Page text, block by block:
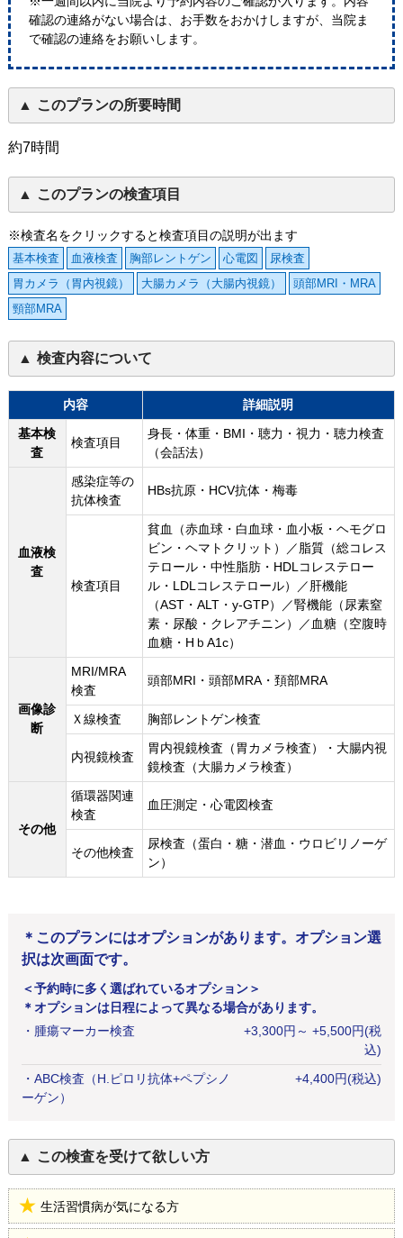
確認の連絡がない場合は、お手数をおかけしますが、当院ま
で確認の連絡をお願いします。
このプランの所要時間
約7時間
このプランの検査項目
※検査名をクリックすると検査項目の説明が出ます
基本検査 血液検査 胸部レントゲン 心電図
尿検査
胃カメラ（胃内視鏡）
大腸カメラ（大腸内視鏡）
頭部MRI・MRA
頸部MRA
検査内容について
内容
詳細説明
基本検
査
検査項目
身長・体重・BMI・聴力・視力・聴力検査
（会話法）
血液検
査
感染症等の
抗体検査
HBs抗原・HCV抗体・梅毒
検査項目
貧血（赤血球・白血球・血小板・ヘモグロ
ビン・ヘマトクリット）／脂質（総コレス
テロール・中性脂肪・HDLコレステロー
ル・LDLコレステロール）／肝機能
（AST・ALT・y-GTP）／腎機能（尿素窒
素・尿酸・クレアチニン）／血糖（空腹時
血糖・HｂA1c）
画像診
断
MRI/MRA
検査
頭部MRI・頭部MRA・頚部MRA
Ｘ線検査 胸部レントゲン検査
内視鏡検査
胃内視鏡検査（胃カメラ検査）・大腸内視
鏡検査（大腸カメラ検査）
その他
循環器関連
検査
血圧測定・心電図検査
その他検査
尿検査（蛋白・糖・潜血・ウロビリノーゲ
ン）
＊このプランにはオプションがあります。オプション選
択は次画面です。
＜予約時に多く選ばれているオプション＞
＊オプションは日程によって異なる場合があります。
・ 腫瘍マーカー検査 +3,300円 ～ +5,500円(税
込)
・ ABC検査（H.ピロリ抗体+ペプシノ
ーゲン）
+4,400円(税込)
この検査を受けて欲しい方
生活習慣病が気になる方